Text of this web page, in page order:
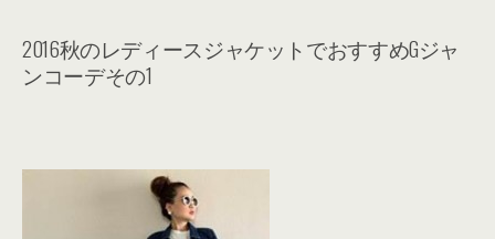
2016秋のレディースジャケットでおすすめGジャ
ンコーデその1